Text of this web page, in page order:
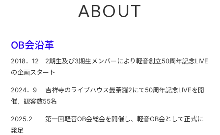
ABOUT
OB会沿革
2018．12 2期生及び3期生メンバーにより軽音創立50周年記念LIVE
の企画スタート
2024．9 吉祥寺のライブハウス曼荼羅2にて50周年記念LIVEを開
催、観客数55名
2025.2 第一回軽音OB会総会を開催し、軽音OB会として正式に
発足